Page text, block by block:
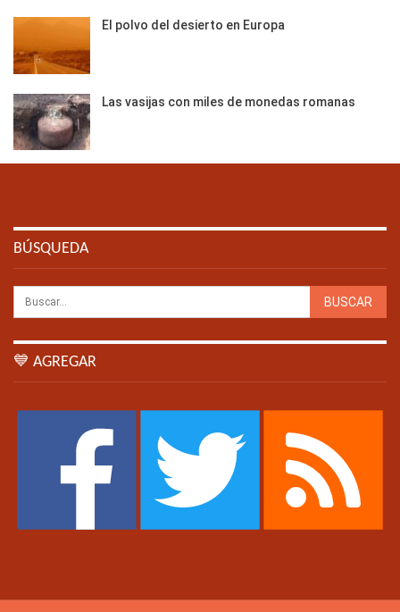
El polvo del desierto en Europa
Las vasijas con miles de monedas romanas
BÚSQUEDA
💙 AGREGAR